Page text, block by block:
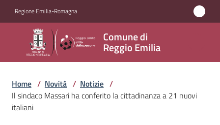
Regione Emilia-Romagna
Comune di
Reggio Emilia
Comune
di
Reggio
Emilia
Home / Novità / Notizie /
Il sindaco Massari ha conferito la cittadinanza a 21 nuovi
italiani